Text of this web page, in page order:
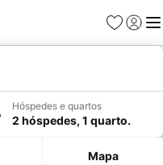
Favoritos
Iniciar
Hóspedes e quartos
2 hóspedes, 1 quarto.
Mapa